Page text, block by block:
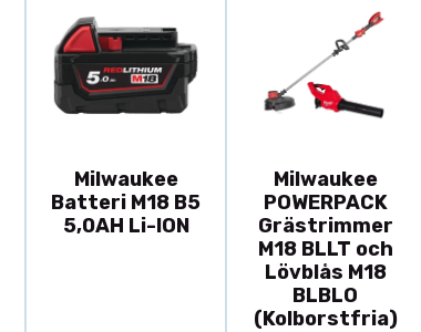
Milwaukee
Batteri M18 B5
5,0AH Li-ION
Milwaukee
POWERPACK
Grästrimmer
M18 BLLT och
Lövblås M18
BLBLO
(Kolborstfria)